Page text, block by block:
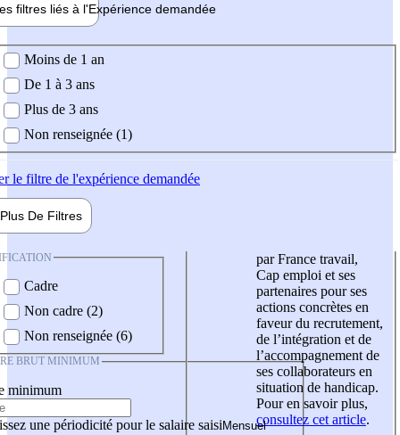
filtres liés à l'Expérience demandée
demandée
Moins de 1 an
De 1 à 3 ans
Plus de 3 ans
Non renseignée (1)
le filtre de l'expérience demandée
Plus De Filtres
Cadre
Non cadre (2)
Non renseignée (6)
BRUT MINIMUM
minimum
une périodicité pour le salaire saisi
par France travail,
Cap emploi et ses
partenaires pour ses
actions concrètes en
faveur du recrutement,
de l’intégration et de
l’accompagnement de
ses collaborateurs en
situation de handicap.
Pour en savoir plus,
consultez cet article.